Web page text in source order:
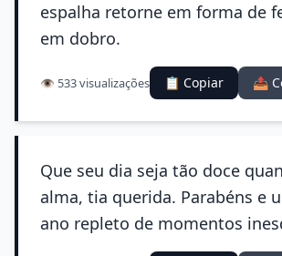
espalha retorne em forma de
em dobro.
👁️ 533 visualizações 📋 Copiar 📤
Que seu dia seja tão doce
alma, tia querida. Parabéns e
ano repleto de momentos